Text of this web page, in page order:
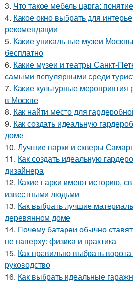
3. Что такое мебель царга:
4. Какое окно выбрать для
рекомендации
5. Какие уникальные музеи
бесплатно
6. Какие музеи и театры Санкт-
самыми популярными среди
7. Какие культурные мероприятия
в Москве
8. Как найти место для
9. Как создать идеальную
доме
10. Лучшие парки и скверы
11. Как создать идеальную
дизайнера
12. Какие парки имеют историю,
известными людьми
13. Как выбрать лучшие
деревянном доме
14. Почему батареи обычно
не наверху: физика и практика
15. Как правильно выбрать
руководство
16. Как выбрать идеальные